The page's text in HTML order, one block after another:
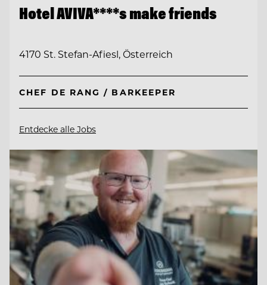
Hotel AVIVA****s make friends
4170 St. Stefan-Afiesl, Österreich
CHEF DE RANG / BARKEEPER
Entdecke alle Jobs